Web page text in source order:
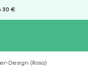
30 €
Design (Rosa)